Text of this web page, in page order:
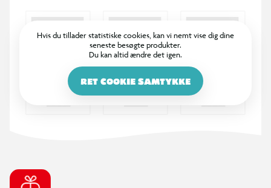
Hvis du tillader statistiske cookies, kan vi nemt vise dig dine
seneste besøgte produkter.
Du kan altid ændre det igen.
RET COOKIE SAMTYKKE